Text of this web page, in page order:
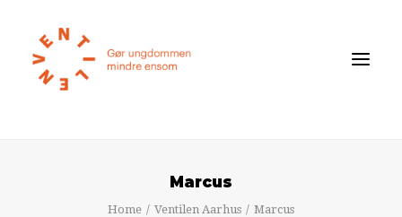
Marcus
Home Ventilen Aarhus Marcus